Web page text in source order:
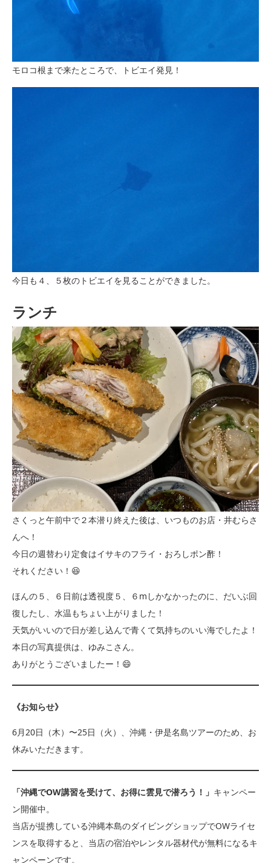
モロコ根まで来たところで、トビエイ発見！
今日も４、５枚のトビエイを見ることができました。
ランチ
さくっと午前中で２本潜り終えた後は、いつものお店・井むらさ
んへ！
今日の週替わり定食はイサキのフライ・おろしポン酢！
それください！😆
ほんの５、６日前は透視度５、６mしかなかったのに、だいぶ回
復したし、水温もちょい上がりました！
天気がいいので日が差し込んで青くて気持ちのいい海でしたよ！
本日の写真提供は、ゆみこさん。
ありがとうございましたー！😄
《お知らせ》
6月20日（木）〜25日（火）、沖縄・伊是名島ツアーのため、お
休みいただきます。
「沖縄でOW講習を受けて、お得に雲見で潜ろう！」 キャンペー
ン開催中。
当店が提携している沖縄本島のダイビングショップでOWライセ
ンスを取得すると、当店の宿泊やレンタル器材代が無料になるキ
ャンペーンです。